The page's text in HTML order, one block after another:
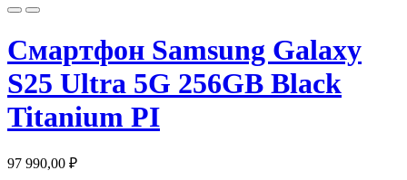
Смартфон Samsung Galaxy
S25 Ultra 5G 256GB Black
Titanium PI
97 990,00 ₽